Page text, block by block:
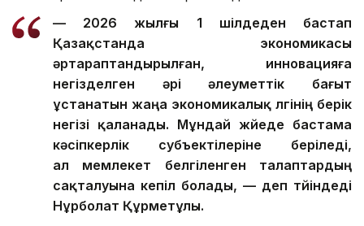
— 2026 жылғы 1 шілдеден бастап
Қазақстанда экономикасы
әртараптандырылған, инновацияға
негізделген әрі әлеуметтік бағыт
ұстанатын жаңа экономикалық үлгінің берік
негізі қаланады. Мұндай жүйеде бастама
кәсіпкерлік субъектілеріне беріледі,
ал мемлекет белгіленген талаптардың
сақталуына кепіл болады, — деп түйіндеді
Нұрболат Құрметұлы.